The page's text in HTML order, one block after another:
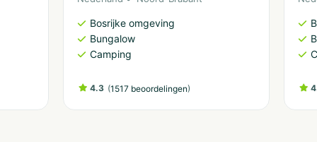
Bosrijke omgeving
Bungalow
Camping
4.3 (1517 beoordelingen)